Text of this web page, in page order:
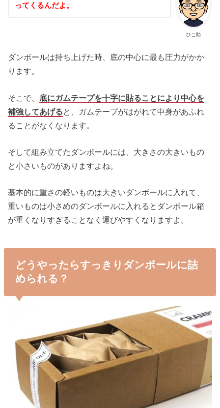
ひこ助
ってくるんだよ。
ダンボールは持ち上げた時、底の中心に最も圧力がかか
ります。
そこで、 底にガムテープを十字に貼ることにより中心を
補強してあげると、ガムテープがはがれて中身があふれ
ることがなくなります。
そして組み立てたダンボールには、大きさの大きいもの
と小さいものがありますよね。
基本的に重さの軽いものは大きいダンボールに入れて、
重いものは小さめのダンボールに入れるとダンボール箱
が重くなりすぎることなく運びやすくなりますよ。
どうやったらすっきりダンボールに詰
められる？